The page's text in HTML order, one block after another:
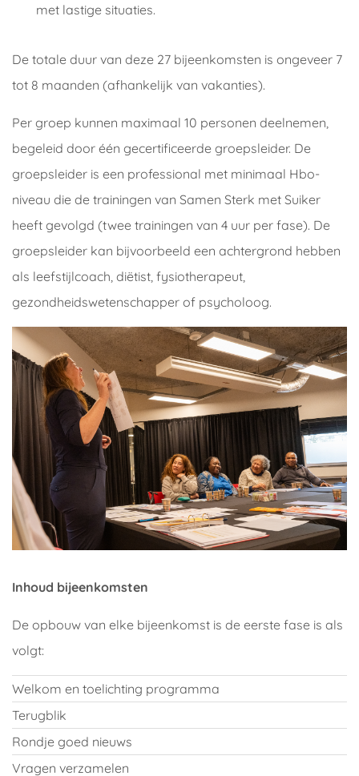
met lastige situaties.
De totale duur van deze 27 bijeenkomsten is ongeveer 7
tot 8 maanden (afhankelijk van vakanties).
Per groep kunnen maximaal 10 personen deelnemen,
begeleid door één gecertificeerde groepsleider. De
groepsleider is een professional met minimaal Hbo-
niveau die de trainingen van Samen Sterk met Suiker
heeft gevolgd (twee trainingen van 4 uur per fase). De
groepsleider kan bijvoorbeeld een achtergrond hebben
als leefstijlcoach, diëtist, fysiotherapeut,
gezondheidswetenschapper of psycholoog.
Inhoud bijeenkomsten
De opbouw van elke bijeenkomst is de eerste fase is als
volgt:
Welkom en toelichting programma
Terugblik
Rondje goed nieuws
Vragen verzamelen